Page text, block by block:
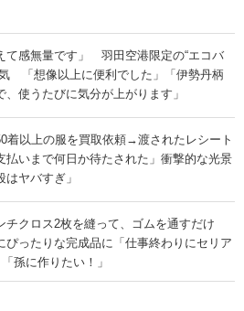
て感無量です」 羽田空港限定の“エコバ
気 「想像以上に便利でした」「伊勢丹柄
、使うたびに気分が上がります」
着以上の服を買取依頼→渡されたレシート
いまで何日か待たされた」衝撃的な光景
はヤバすぎ」
チクロス2枚を縫って、ゴムを通すだけ
たりな完成品に「仕事終わりにセリア
孫に作りたい！」